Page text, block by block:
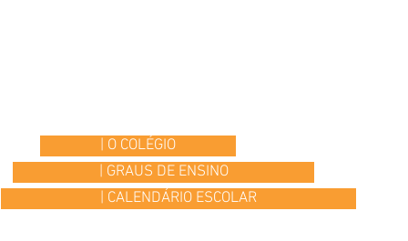
| O COLÉGIO
| GRAUS DE ENSINO
| CALENDÁRIO ESCOLAR